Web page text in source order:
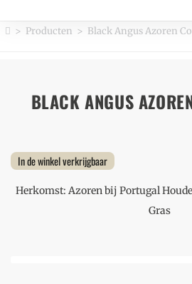
> Producten > Black Angus Azoren
BLACK ANGUS
In de winkel verkrijgbaar
Herkomst: Azoren bij Portugal
Gras